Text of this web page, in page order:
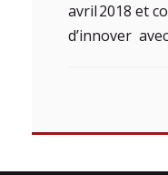
avril 2018 et
d’innover